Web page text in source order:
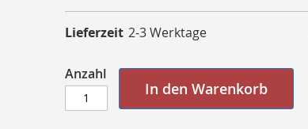
Lieferzeit 2-3 Werktage
Anzahl
In den Warenkorb